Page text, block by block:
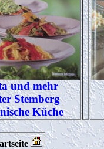
und mehr
Stemberg
Küche